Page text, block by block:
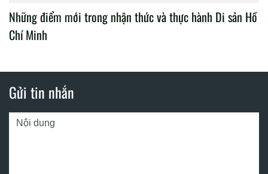
Những điểm mới trong nhận thức và thực hành Di sản Hồ
Chí Minh
Gửi tin nhắn